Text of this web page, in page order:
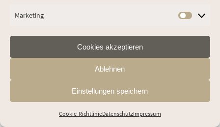
Marketing
Cookies akzeptieren
Ablehnen
Einstellungen speichern
Cookie-RichtlinieDatenschutzImpressum